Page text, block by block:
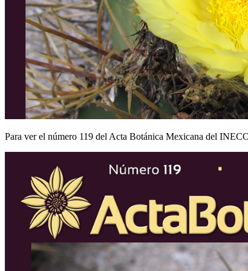
Para ver el número 119 del Acta Botánica Mexicana del